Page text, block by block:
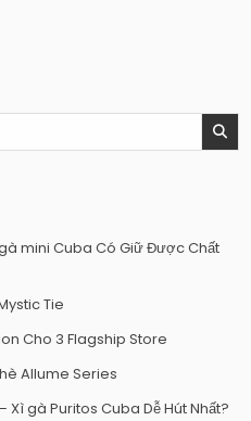
mini Cuba Có Giữ Được Chất
Tie
Cho 3 Flagship Store
Allume Series
gà Puritos Cuba Dễ Hút Nhất?